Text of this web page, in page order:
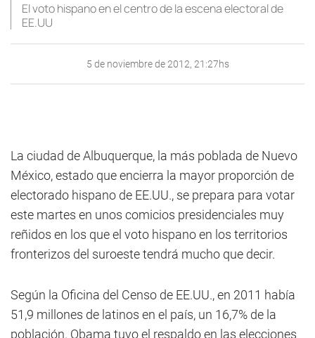
El voto hispano en el centro de la escena electoral de
EE.UU
5 de noviembre de 2012, 21:27hs
La ciudad de Albuquerque, la más poblada de Nuevo
México, estado que encierra la mayor proporción de
electorado hispano de EE.UU., se prepara para votar
este martes en unos comicios presidenciales muy
reñidos en los que el voto hispano en los territorios
fronterizos del suroeste tendrá mucho que decir.
Según la Oficina del Censo de EE.UU., en 2011 había
51,9 millones de latinos en el país, un 16,7% de la
población. Obama tuvo el respaldo en las elecciones